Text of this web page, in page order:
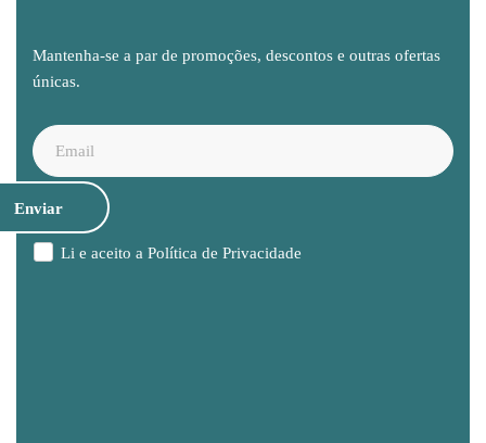
Mantenha-se a par de promoções, descontos e outras ofertas
únicas.
Li e aceito a Política de Privacidade